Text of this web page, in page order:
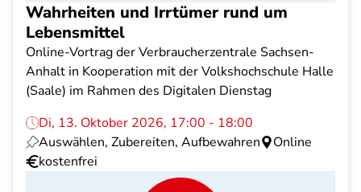
Wahrheiten und Irrtümer rund um
Lebensmittel
Online-Vortrag der Verbraucherzentrale Sachsen-
Anhalt in Kooperation mit der Volkshochschule Halle
(Saale) im Rahmen des Digitalen Dienstag
Di, 13. Oktober 2026, 17:00 - 18:00
Auswählen, Zubereiten, Aufbewahren
Online
kostenfrei